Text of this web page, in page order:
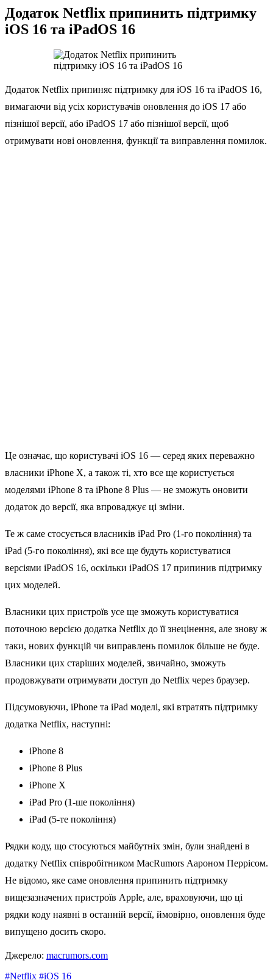
Додаток Netflix припинить підтримку
iOS 16 та iPadOS 16
Додаток Netflix припиняє підтримку для iOS 16 та iPadOS 16,
вимагаючи від усіх користувачів оновлення до iOS 17 або
пізнішої версії, або iPadOS 17 або пізнішої версії, щоб
отримувати нові оновлення, функції та виправлення помилок.
Це означає, що користувачі iOS 16 — серед яких переважно
власники iPhone X, а також ті, хто все ще користується
моделями ‌iPhone‌ 8 та ‌iPhone‌ 8 Plus — не зможуть оновити
додаток до версії, яка впроваджує ці зміни.
Те ж саме стосується власників iPad Pro (1-го покоління) та
iPad (5-го покоління), які все ще будуть користуватися
версіями iPadOS 16, оскільки ‌iPadOS 17‌ припинив підтримку
цих моделей.
Власники цих пристроїв усе ще зможуть користуватися
поточною версією додатка Netflix до її знецінення, але знову ж
таки, нових функцій чи виправлень помилок більше не буде.
Власники цих старіших моделей, звичайно, зможуть
продовжувати отримувати доступ до Netflix через браузер.
Підсумовуючи, ‌iPhone‌ та ‌iPad‌ моделі, які втратять підтримку
додатка Netflix, наступні:
iPhone‌ 8
‌iPhone‌ 8 Plus
‌iPhone‌ X
‌iPad Pro‌ (1-ше покоління)
‌iPad‌ (5-те покоління)
Рядки коду, що стосуються майбутніх змін, були знайдені в
додатку Netflix співробітником MacRumors Аароном Перрісом.
Не відомо, яке саме оновлення припинить підтримку
вищезазначених пристроїв Apple, але, враховуючи, що ці
рядки коду наявні в останній версії, ймовірно, оновлення буде
випущено досить скоро.
Джерело: macrumors.com
#Netflix #iOS 16